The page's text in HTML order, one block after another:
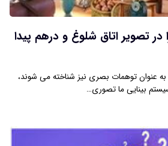
در تصویر اتاق شلوغ و درهم پیدا
عنوان توهمات بصری نیز شناخته می شوند،
بینایی ما تصوری…